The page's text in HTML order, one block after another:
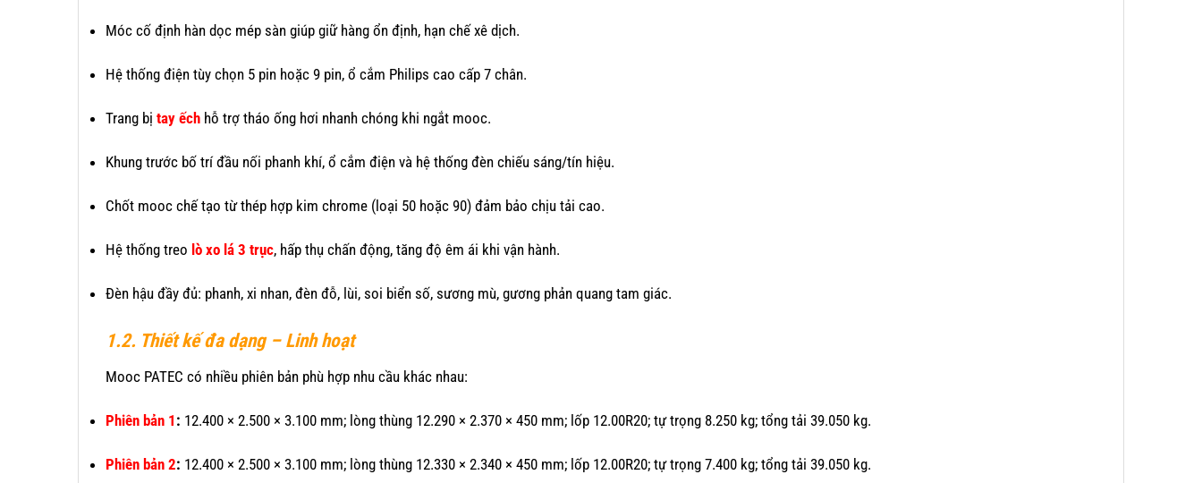
Móc cố định hàn dọc mép sàn giúp giữ hàng ổn định, hạn chế xê dịch.
Hệ thống điện tùy chọn 5 pin hoặc 9 pin, ổ cắm Philips cao cấp 7 chân.
Trang bị tay ếch hỗ trợ tháo ống hơi nhanh chóng khi ngắt mooc.
Khung trước bố trí đầu nối phanh khí, ổ cắm điện và hệ thống đèn chiếu sáng/tín hiệu.
Chốt mooc chế tạo từ thép hợp kim chrome (loại 50 hoặc 90) đảm bảo chịu tải cao.
Hệ thống treo lò xo lá 3 trục, hấp thụ chấn động, tăng độ êm ái khi vận hành.
Đèn hậu đầy đủ: phanh, xi nhan, đèn đỗ, lùi, soi biển số, sương mù, gương phản quang tam giác.
1.2. Thiết kế đa dạng – Linh hoạt
Mooc PATEC có nhiều phiên bản phù hợp nhu cầu khác nhau:
Phiên bản 1 : 12.400 × 2.500 × 3.100 mm; lòng thùng 12.290 × 2.370 × 450 mm; lốp 12.00R20; tự trọng 8.250 kg; tổng tải 39.050 kg.
Phiên bản 2: 12.400 × 2.500 × 3.100 mm; lòng thùng 12.330 × 2.340 × 450 mm; lốp 12.00R20; tự trọng 7.400 kg; tổng tải 39.050 kg.